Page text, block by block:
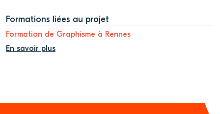
Formations liées au projet
Formation de Graphisme à Rennes
En savoir plus